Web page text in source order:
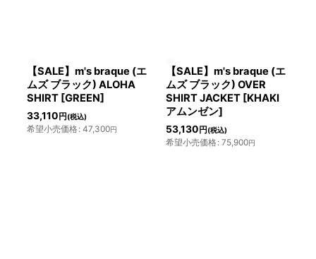
【SALE】m's braque (エ
ムズ ブラック) ALOHA
SHIRT [GREEN]
33,110 円 (税込)
希望小売価格: 47,300円
【SALE】m's braque (エ
ムズ ブラック) OVER
SHIRT JACKET [KHAKI
アムンゼン]
53,130 円 (税込)
希望小売価格: 75,900円